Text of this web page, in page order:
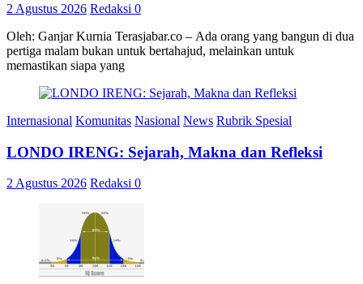
2 Agustus 2026 Redaksi 0
Oleh: Ganjar Kurnia Terasjabar.co – Ada orang yang bangun di dua
pertiga malam bukan untuk bertahajud, melainkan untuk
memastikan siapa yang
Internasional Komunitas Nasional News Rubrik Spesial
LONDO IRENG: Sejarah, Makna dan Refleksi
2 Agustus 2026 Redaksi 0